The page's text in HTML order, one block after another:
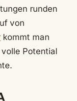
runden
von
kommt man
Potential